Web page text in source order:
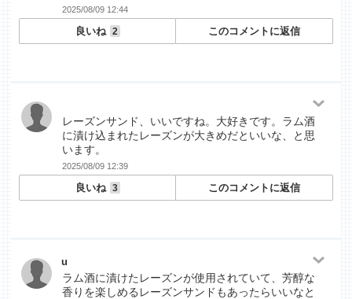
2025/08/09 12:44
良いね 2 このコメントに返信
レーズンサンド、いいですね。大好きです。ラム酒
に漬け込まれたレーズンが大きめだといいな、と思
います。
2025/08/09 12:39
良いね 3 このコメントに返信
u
ラム酒に漬けたレーズンが使用されていて、芳醇な
香りを楽しめるレーズンサンドもあったらいいなと